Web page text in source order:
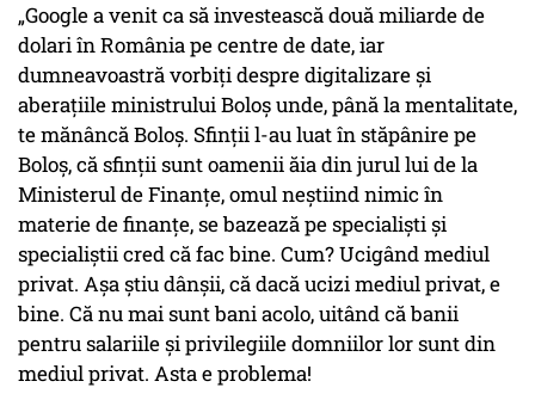
„Google a venit ca să investească două miliarde de
dolari în România pe centre de date, iar
dumneavoastră vorbiți despre digitalizare și
aberațiile ministrului Boloș unde, până la mentalitate,
te mănâncă Boloș. Sfinții l-au luat în stăpânire pe
Boloș, că sfinții sunt oamenii ăia din jurul lui de la
Ministerul de Finanțe, omul neștiind nimic în
materie de finanțe, se bazează pe specialiști și
specialiștii cred că fac bine. Cum? Ucigând mediul
privat. Așa știu dânșii, că dacă ucizi mediul privat, e
bine. Că nu mai sunt bani acolo, uitând că banii
pentru salariile și privilegiile domniilor lor sunt din
mediul privat. Asta e problema!